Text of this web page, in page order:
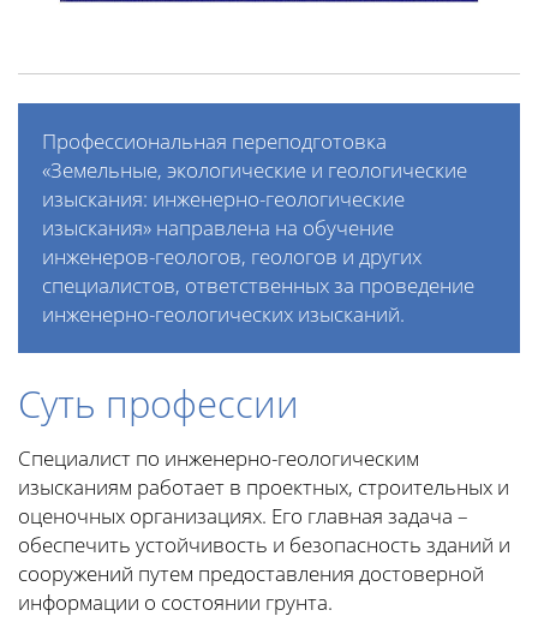
Профессиональная переподготовка
«Земельные, экологические и геологические
изыскания: инженерно-геологические
изыскания» направлена на обучение
инженеров-геологов, геологов и других
специалистов, ответственных за проведение
инженерно-геологических изысканий.
Суть профессии
Специалист по инженерно-геологическим
изысканиям работает в проектных, строительных и
оценочных организациях. Его главная задача –
обеспечить устойчивость и безопасность зданий и
сооружений путем предоставления достоверной
информации о состоянии грунта.